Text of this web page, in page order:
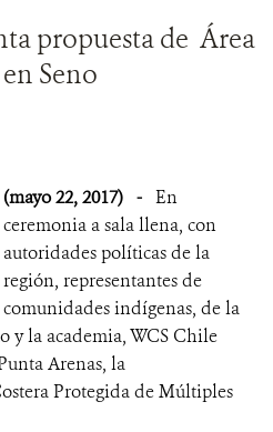
propuesta de Área
Seno
(mayo 22, 2017) - En
ceremonia a sala llena, con
autoridades políticas de la
región, representantes de
comunidades indígenas, de la
y la academia, WCS Chile
Arenas, la
Protegida de Múltiples